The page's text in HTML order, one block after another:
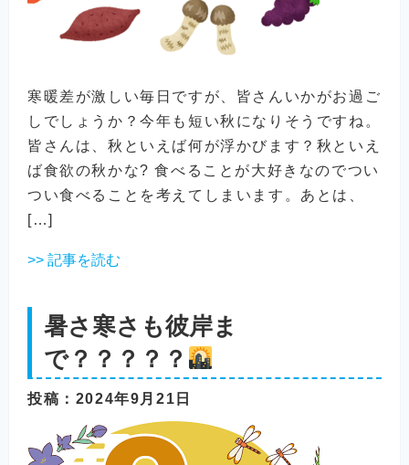
寒暖差が激しい毎日ですが、皆さんいかがお過ご
しでしょうか？今年も短い秋になりそうですね。
皆さんは、秋といえば何が浮かびます？秋といえ
ば食欲の秋かな? 食べることが大好きなのでつい
つい食べることを考えてしまいます。あとは、
[…]
>> 記事を読む
暑さ寒さも彼岸ま
で？？？？？
投稿 ：2024年9月21日